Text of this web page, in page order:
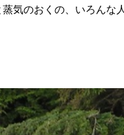
気のおくの、いろんな